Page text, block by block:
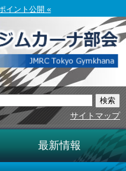
イント公開 «
サイトマップ
最新情報